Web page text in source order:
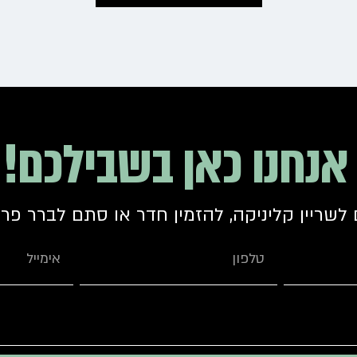
אנחנו כאן בשבילכם!
לשריין קליניקה, להזמין חדר או סתם לברר